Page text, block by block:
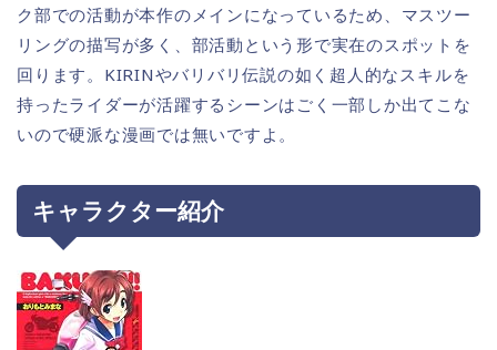
ク部での活動が本作のメインになっているため、マスツー
リングの描写が多く、部活動という形で実在のスポットを
回ります。KIRINやバリバリ伝説の如く超人的なスキルを
持ったライダーが活躍するシーンはごく一部しか出てこな
いので硬派な漫画では無いですよ。
キャラクター紹介